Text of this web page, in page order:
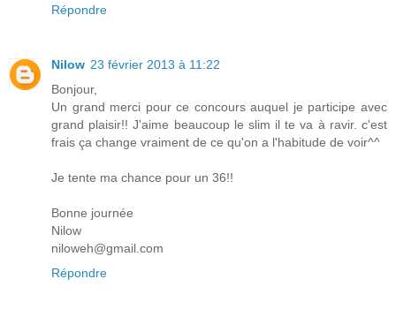
Répondre
Nilow 23 février 2013 à 11:22
Bonjour,
Un grand merci pour ce concours auquel je participe avec
grand plaisir!! J'aime beaucoup le slim il te va à ravir. c'est
frais ça change vraiment de ce qu'on a l'habitude de voir^^
Je tente ma chance pour un 36!!
Bonne journée
Nilow
niloweh@gmail.com
Répondre